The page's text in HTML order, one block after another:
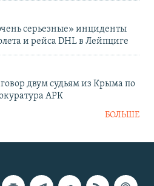
серьезные» инциденты
и рейса DHL в Лейпциге
двум судьям из Крыма по
АРК
БОЛЬШЕ